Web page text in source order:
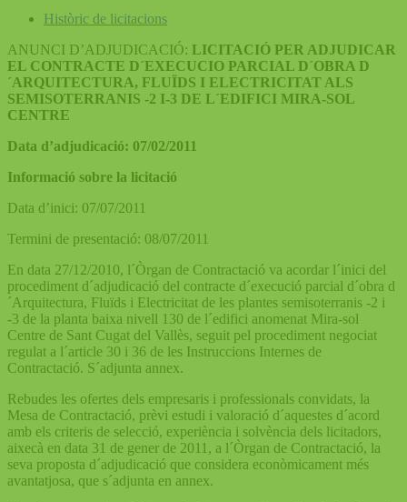
Històric de licitacions
ANUNCI D’ADJUDICACIÓ: LICITACIÓ PER ADJUDICAR
EL CONTRACTE D´EXECUCIO PARCIAL D´OBRA D
´ARQUITECTURA, FLUÏDS I ELECTRICITAT ALS
SEMISOTERRANIS -2 I-3 DE L´EDIFICI MIRA-SOL
CENTRE
Data d’adjudicació: 07/02/2011
Informació sobre la licitació
Data d’inici: 07/07/2011
Termini de presentació: 08/07/2011
En data 27/12/2010, l´Òrgan de Contractació va acordar l´inici del
procediment d´adjudicació del contracte d´execució parcial d´obra d
´Arquitectura, Fluïds i Electricitat de les plantes semisoterranis -2 i
-3 de la planta baixa nivell 130 de l´edifici anomenat Mira-sol
Centre de Sant Cugat del Vallès, seguit pel procediment negociat
regulat a l´article 30 i 36 de les Instruccions Internes de
Contractació. S´adjunta annex.
Rebudes les ofertes dels empresaris i professionals convidats, la
Mesa de Contractació, prèvi estudi i valoració d´aquestes d´acord
amb els criteris de selecció, experiència i solvència dels licitadors,
aixecà en data 31 de gener de 2011, a l´Òrgan de Contractació, la
seva proposta d´adjudicació que considera econòmicament més
avantatjosa, que s´adjunta en annex.